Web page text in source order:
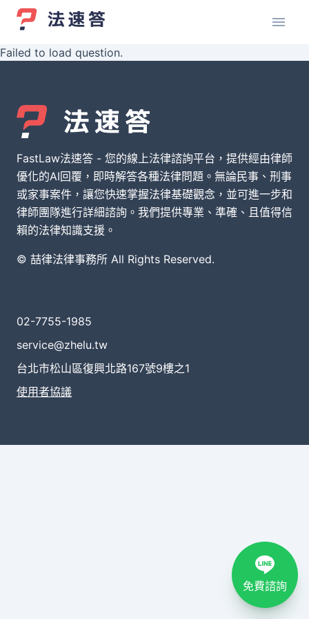
Failed to load question.
FastLaw法速答 - 您的線上法律諮詢平台，提供經由律師
優化的AI回覆，即時解答各種法律問題。無論民事、刑事
或家事案件，讓您快速掌握法律基礎觀念，並可進一步和
律師團隊進行詳細諮詢。我們提供專業、準確、且值得信
賴的法律知識支援。
© 喆律法律事務所 All Rights Reserved.
02-7755-1985
service@zhelu.tw
台北市松山區復興北路167號9樓之1
使用者協議
免費諮詢